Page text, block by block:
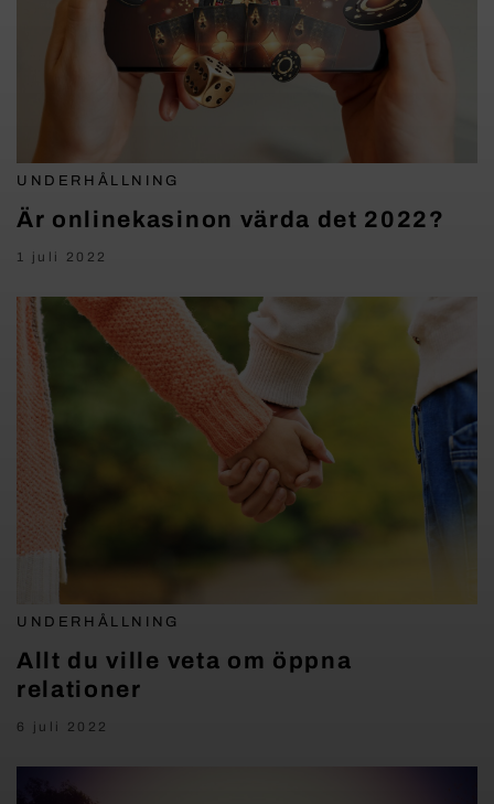
UNDERHÅLLNING
Är onlinekasinon värda det 2022?
1 juli 2022
UNDERHÅLLNING
Allt du ville veta om öppna
relationer
6 juli 2022